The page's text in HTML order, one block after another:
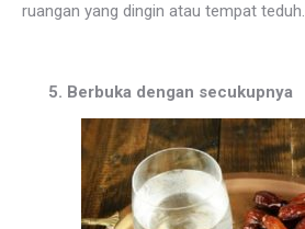
ruangan yang dingin atau tempat teduh.
5. Berbuka dengan secukupnya